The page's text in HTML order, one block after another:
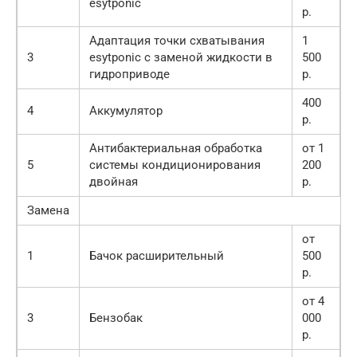
esytponic
р.
3
Адаптация точки схватывания
esytponic с заменой жидкости в
гидроприводе
1
500
р.
4 Аккумулятор
400
р.
5
Антибактериальная обработка
системы кондиционирования
двойная
от 1
200
р.
Замена
1 Бачок расширительный
от
500
р.
3 Бензобак
от 4
000
р.